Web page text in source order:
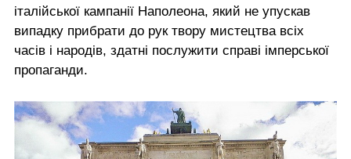
італійської кампанії Наполеона, який не упускав
випадку прибрати до рук твору мистецтва всіх
часів і народів, здатні послужити справі імперської
пропаганди.